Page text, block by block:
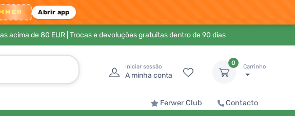
Abrir app
acima de 80 EUR| Trocas e devoluções gratuitas dentro de 90 dias
Iniciar sessão
A minha conta
0
Carrinho
Ferwer Club Contacto